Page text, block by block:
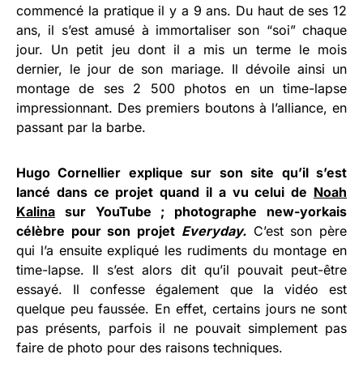
commencé la pratique il y a 9 ans. Du haut de ses 12
ans, il s’est amusé à immortaliser son “soi” chaque
jour. Un petit jeu dont il a mis un terme le mois
dernier, le jour de son mariage. Il dévoile ainsi un
montage de ses 2 500 photos en un time-lapse
impressionnant. Des premiers boutons à l’alliance, en
passant par la barbe.
Hugo Cornellier explique sur son site qu’il s’est
lancé dans ce projet quand il a vu celui de Noah
Kalina sur YouTube ; photographe new-yorkais
célèbre pour son projet Everyday. C’est son père
qui l’a ensuite expliqué les rudiments du montage en
time-lapse. Il s’est alors dit qu’il pouvait peut-être
essayé. Il confesse également que la vidéo est
quelque peu faussée. En effet, certains jours ne sont
pas présents, parfois il ne pouvait simplement pas
faire de photo pour des raisons techniques.